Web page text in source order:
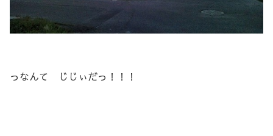
っなんて じじぃだっ！！！